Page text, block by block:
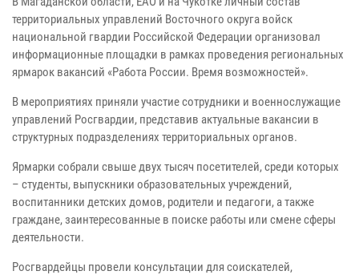
территориальных управлений Восточного округа войск
национальной гвардии Российской Федерации организовал
информационные площадки в рамках проведения региональных
ярмарок вакансий «Работа России. Время возможностей».
В мероприятиях приняли участие сотрудники и военнослужащие
управлений Росгвардии, представив актуальные вакансии в
структурных подразделениях территориальных органов.
Ярмарки собрали свыше двух тысяч посетителей, среди которых
– студенты, выпускники образовательных учреждений,
воспитанники детских домов, родители и педагоги, а также
граждане, заинтересованные в поиске работы или смене сферы
деятельности.
Росгвардейцы провели консультации для соискателей,